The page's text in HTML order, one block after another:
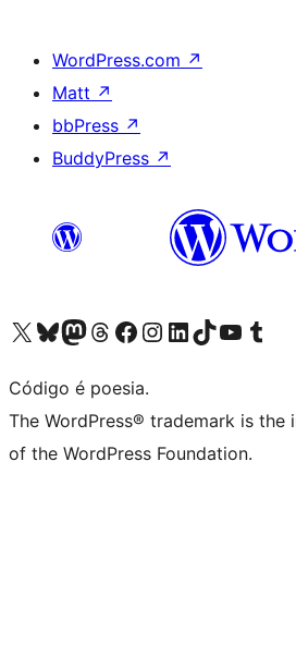
WordPress.com ↗
Matt ↗
bbPress ↗
BuddyPress ↗
Acessar nossa conta do X (antigo Twitter)
Acessar nossa conta do Bluesky
Acessar nossa conta do Mastodon
Acessar nossa conta do Threads
Acessar nossa página do Facebook
Acessar nossa conta do Instagram
Acessar nossa conta do LinkedIn
Acessar nossa conta do TikTok
Acessar nosso canal do
Acessar nossa
Código é poesia.
The WordPress® trademark is
of the WordPress Foundation.